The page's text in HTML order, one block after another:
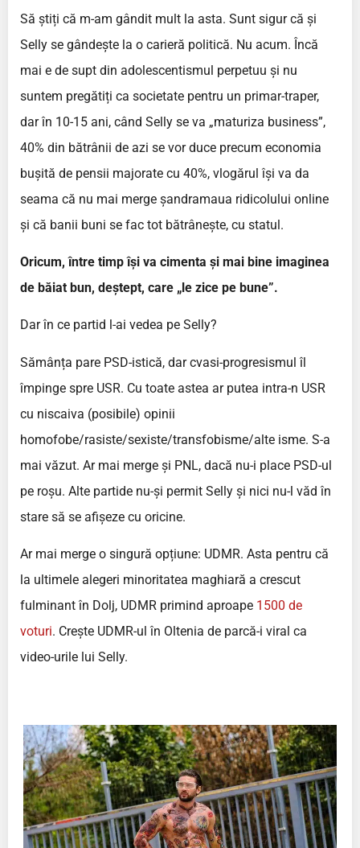
Să știți că m-am gândit mult la asta. Sunt sigur că și
Selly se gândește la o carieră politică. Nu acum. Încă
mai e de supt din adolescentismul perpetuu și nu
suntem pregătiți ca societate pentru un primar-traper,
dar în 10-15 ani, când Selly se va „maturiza business”,
40% din bătrânii de azi se vor duce precum economia
bușită de pensii majorate cu 40%, vlogărul își va da
seama că nu mai merge șandramaua ridicolului online
și că banii buni se fac tot bătrânește, cu statul.
Oricum, între timp își va cimenta și mai bine imaginea
de băiat bun, deștept, care „le zice pe bune”.
Dar în ce partid l-ai vedea pe Selly?
Sămânța pare PSD-istică, dar cvasi-progresismul îl
împinge spre USR. Cu toate astea ar putea intra-n USR
cu niscaiva (posibile) opinii
homofobe/rasiste/sexiste/transfobisme/alte isme. S-a
mai văzut. Ar mai merge și PNL, dacă nu-i place PSD-ul
pe roșu. Alte partide nu-și permit Selly și nici nu-l văd în
stare să se afișeze cu oricine.
Ar mai merge o singură opțiune: UDMR. Asta pentru că
la ultimele alegeri minoritatea maghiară a crescut
fulminant în Dolj, UDMR primind aproape 1500 de
voturi. Crește UDMR-ul în Oltenia de parcă-i viral ca
video-urile lui Selly.